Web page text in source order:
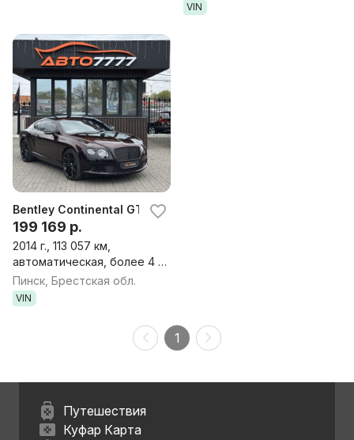
VIN
Bentley Continental GT II Рестайлинг
199 169 р.
2014 г., 113 057 км,
автоматическая, более 4 л,
бензин, купе
Пинск, Брестская обл.
VIN
1
Путешествия
Куфар Карта